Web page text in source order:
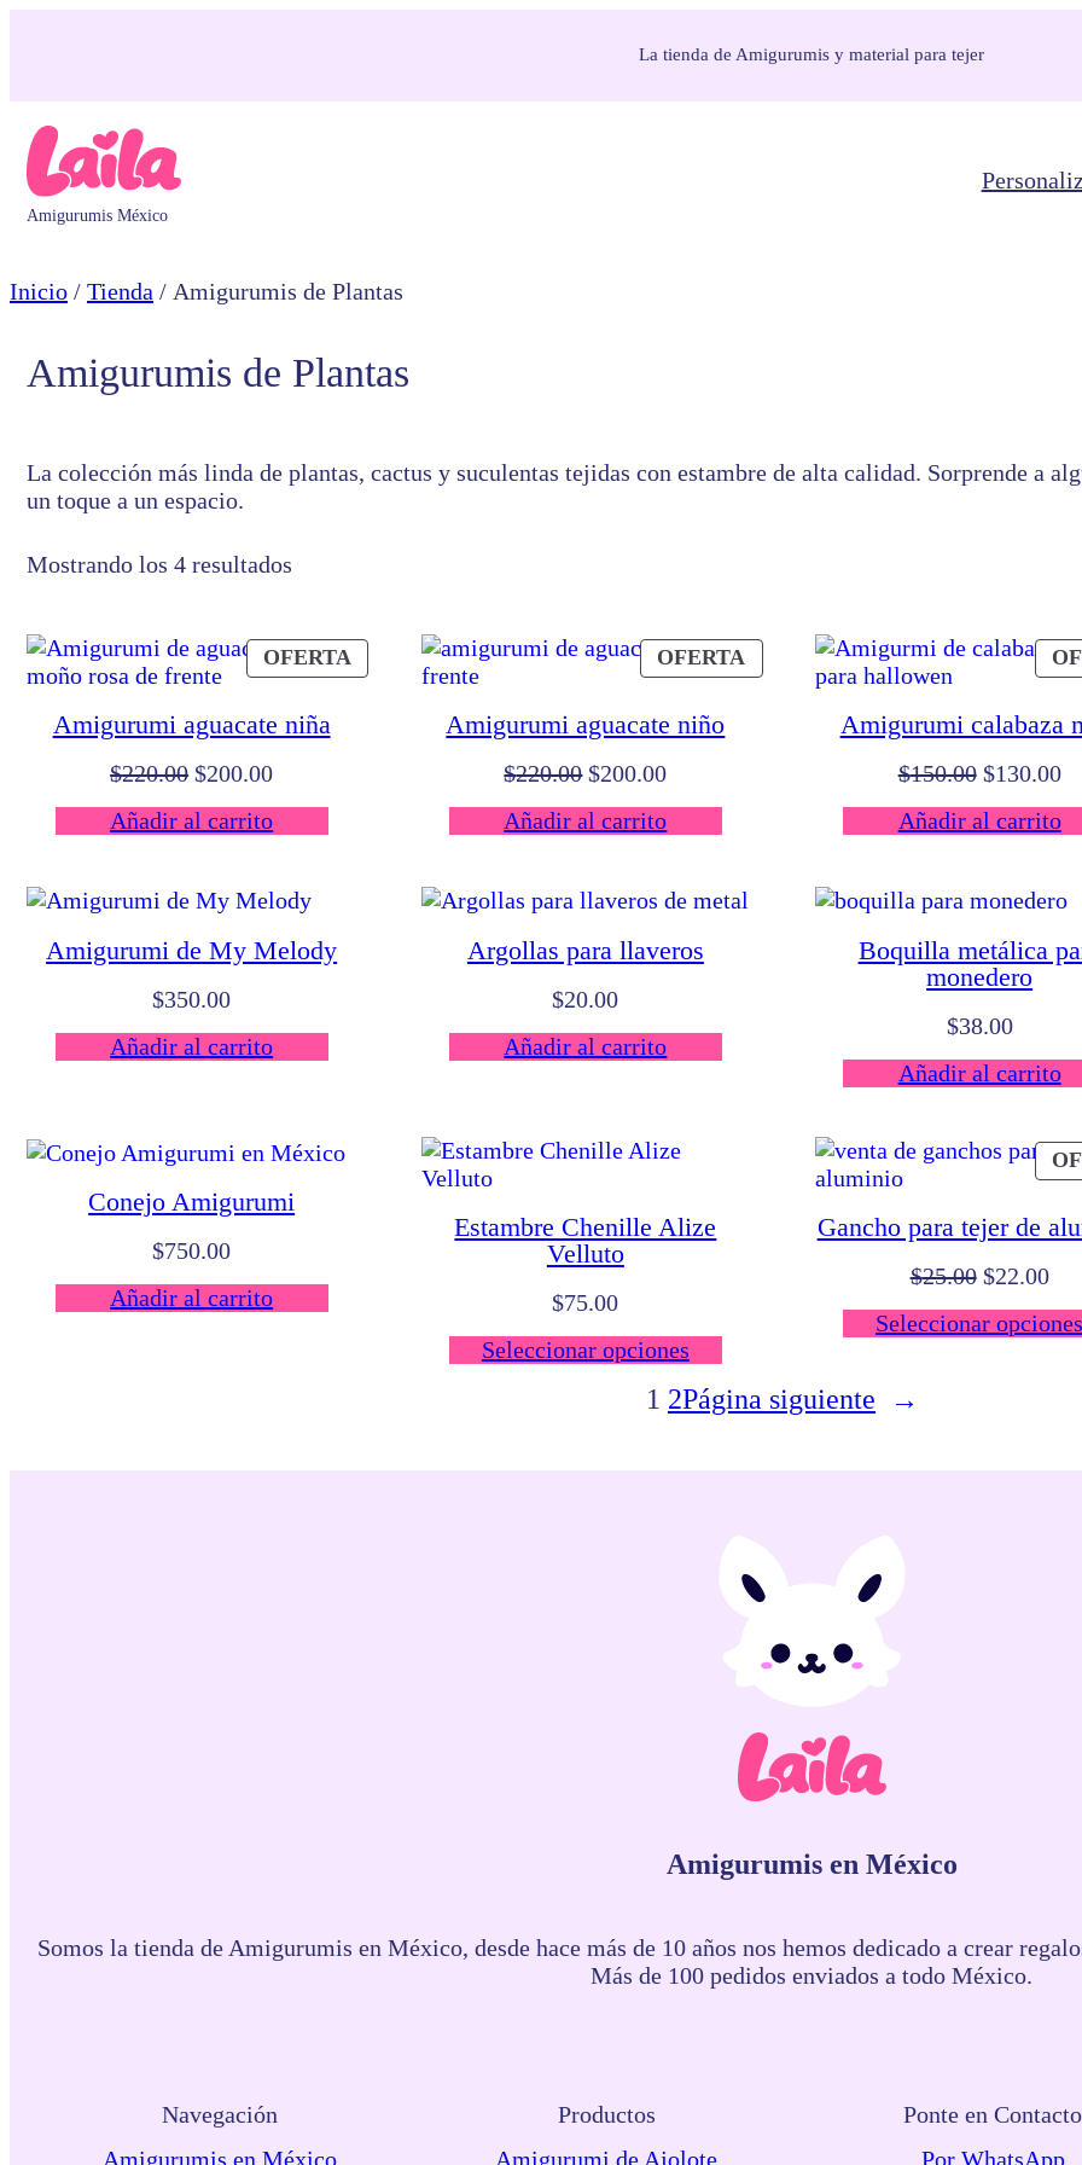
La tienda de Amigurumis y material para tejer
Amigurumis México
Inicio / Tienda / Amigurumis de Plantas
Amigurumis de Plantas
La colección más linda de plantas, cactus y suculentas tejidas con estambre de alta calidad. Sorprende a
un toque a un espacio.
Mostrando los 4 resultados
OFERTA PRODUCTO
EN
Amigurumi aguacate niña
$220.00 El
precio
original
$200.00El
precio
actual
Añadir al carrito
OFERTA PRODUCTO
EN
Amigurumi aguacate niño
$220.00 El
precio
original
$200.00El
precio
actual
Añadir al carrito
Amigurumi calabaza
$150.00 El
precio
original
$130.00El
Añadir al carrito
Amigurumi de My Melody
$350.00
Añadir al carrito
Argollas para llaveros
$20.00
Añadir al carrito
Boquilla metálica
monedero
$38.00
Añadir al carrito
Conejo Amigurumi
$750.00
Añadir al carrito
Estambre Chenille Alize
Velluto
$75.00
Seleccionar opciones
Gancho para tejer de
$25.00 El
original
$22.00El
Seleccionar opciones
1 2Página siguiente →
Amigurumis en México
Somos la tienda de Amigurumis en México, desde hace más de 10 años nos hemos dedicado a crear
Más de 100 pedidos enviados a todo México.
Navegación
Amigurumis en México
Productos
Amigurumi de Ajolote
Ponte en Contacto
Por WhatsApp